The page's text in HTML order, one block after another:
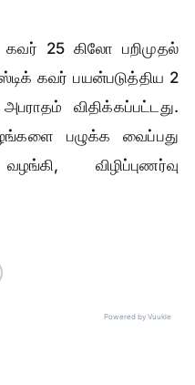
25 கிலோ பறிமுதல்
கவர் பயன்படுத்திய 2
விதிக்கப்பட்டது.
பழுக்க வைப்பது
விழிப்புணர்வு